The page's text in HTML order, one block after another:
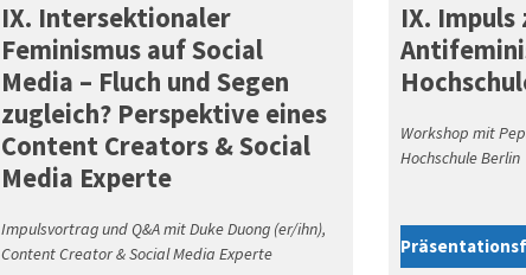
IX. Intersektionaler
Feminismus auf Social
Media – Fluch und Segen
zugleich? Perspektive eines
Content Creators & Social
Media Experte
Impulsvortrag und Q&A mit Duke Duong (er/ihn),
Content Creator & Social Media Experte
IX.
Workshop mit
Hochschule Berlin